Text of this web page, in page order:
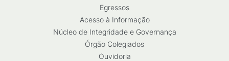
Egressos
Acesso à Informação
Núcleo de Integridade e Governança
Órgão Colegiados
Ouvidoria